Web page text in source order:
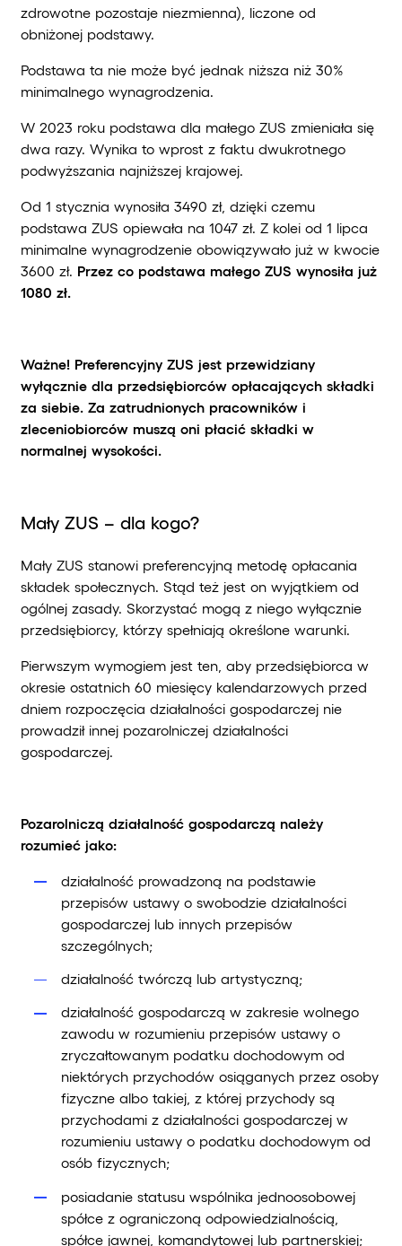
zdrowotne pozostaje niezmienna), liczone od
obniżonej podstawy.
Podstawa ta nie może być jednak niższa niż 30%
minimalnego wynagrodzenia.
W 2023 roku podstawa dla małego ZUS zmieniała się
dwa razy. Wynika to wprost z faktu dwukrotnego
podwyższania najniższej krajowej.
Od 1 stycznia wynosiła 3490 zł, dzięki czemu
podstawa ZUS opiewała na 1047 zł. Z kolei od 1 lipca
minimalne wynagrodzenie obowiązywało już w kwocie
3600 zł. Przez co podstawa małego ZUS wynosiła już
1080 zł.
Ważne! Preferencyjny ZUS jest przewidziany
wyłącznie dla przedsiębiorców opłacających składki
za siebie. Za zatrudnionych pracowników i
zleceniobiorców muszą oni płacić składki w
normalnej wysokości.
Mały ZUS – dla kogo?
Mały ZUS stanowi preferencyjną metodę opłacania
składek społecznych. Stąd też jest on wyjątkiem od
ogólnej zasady. Skorzystać mogą z niego wyłącznie
przedsiębiorcy, którzy spełniają określone warunki.
Pierwszym wymogiem jest ten, aby przedsiębiorca w
okresie ostatnich 60 miesięcy kalendarzowych przed
dniem rozpoczęcia działalności gospodarczej nie
prowadził innej pozarolniczej działalności
gospodarczej.
Pozarolniczą działalność gospodarczą należy
rozumieć jako:
działalność prowadzoną na podstawie
przepisów ustawy o swobodzie działalności
gospodarczej lub innych przepisów
szczególnych;
działalność twórczą lub artystyczną;
działalność gospodarczą w zakresie wolnego
zawodu w rozumieniu przepisów ustawy o
zryczałtowanym podatku dochodowym od
niektórych przychodów osiąganych przez osoby
fizyczne albo takiej, z której przychody są
przychodami z działalności gospodarczej w
rozumieniu ustawy o podatku dochodowym od
osób fizycznych;
posiadanie statusu wspólnika jednoosobowej
spółce z ograniczoną odpowiedzialnością,
spółce jawnej, komandytowej lub partnerskiej;